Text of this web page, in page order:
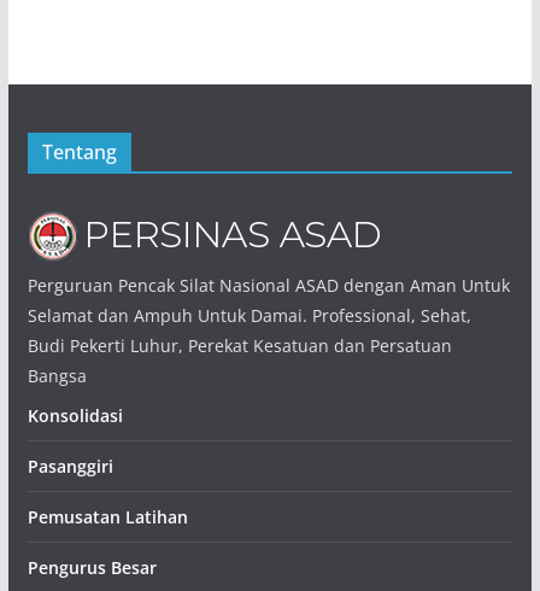
Tentang
Perguruan Pencak Silat Nasional ASAD dengan Aman Untuk
Selamat dan Ampuh Untuk Damai. Professional, Sehat,
Budi Pekerti Luhur, Perekat Kesatuan dan Persatuan
Bangsa
Konsolidasi
Pasanggiri
Pemusatan Latihan
Pengurus Besar